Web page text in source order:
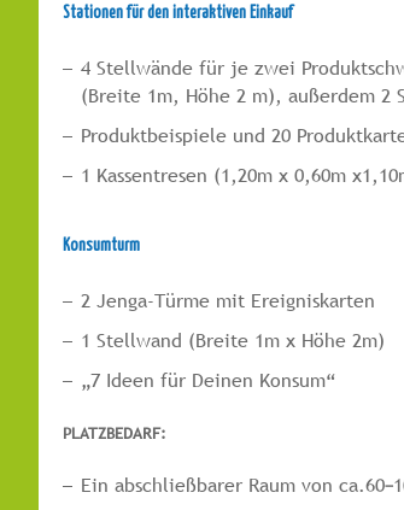
Stationen für den interaktiven Einkauf
4 Stellwände für je zwei
(Breite 1m, Höhe 2 m), außerdem
Produktbeispiele und 20
1 Kassentresen (1,20m x 0,60m
Konsumturm
2 Jenga-Türme mit Ereigniskarten
1 Stellwand (Breite 1m x Höhe 2m)
„7 Ideen für Deinen Konsum“
PLATZBEDARF:
Ein abschließbarer Raum von